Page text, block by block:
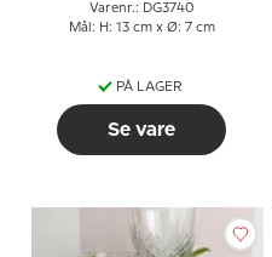
Varenr.: DG3740
Mål: H: 13 cm x Ø: 7 cm
PÅ LAGER
Se vare